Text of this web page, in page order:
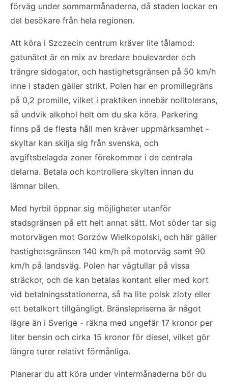
förväg under sommarmånaderna, då staden lockar en
del besökare från hela regionen.
Att köra i Szczecin centrum kräver lite tålamod:
gatunätet är en mix av bredare boulevarder och
trängre sidogator, och hastighetsgränsen på 50 km/h
inne i staden gäller strikt. Polen har en promillegräns
på 0,2 promille, vilket i praktiken innebär nolltolerans,
så undvik alkohol helt om du ska köra. Parkering
finns på de flesta håll men kräver uppmärksamhet -
skyltar kan skilja sig från svenska, och
avgiftsbelagda zoner förekommer i de centrala
delarna. Betala och kontrollera skylten innan du
lämnar bilen.
Med hyrbil öppnar sig möjligheter utanför
stadsgränsen på ett helt annat sätt. Mot söder tar sig
motorvägen mot Gorzów Wielkopolski, och här gäller
hastighetsgränsen 140 km/h på motorväg samt 90
km/h på landsväg. Polen har vägtullar på vissa
sträckor, och de kan betalas kontant eller med kort
vid betalningsstationerna, så ha lite polsk zloty eller
ett betalkort tillgängligt. Bränslepriserna är något
lägre än i Sverige - räkna med ungefär 17 kronor per
liter bensin och cirka 15 kronor för diesel, vilket gör
längre turer relativt förmånliga.
Planerar du att köra under vintermånaderna bör du